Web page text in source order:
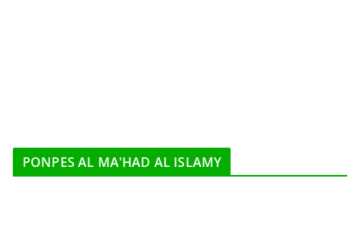
PONPES AL MA'HAD AL ISLAMY